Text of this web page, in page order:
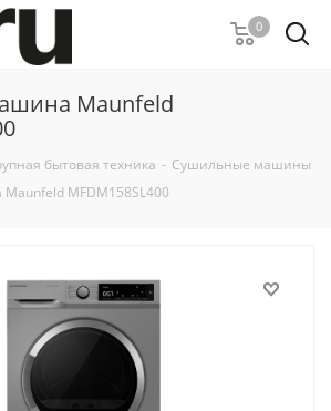
0
Maunfeld
бытовая техника - Сушильные машины
MFDM158SL400